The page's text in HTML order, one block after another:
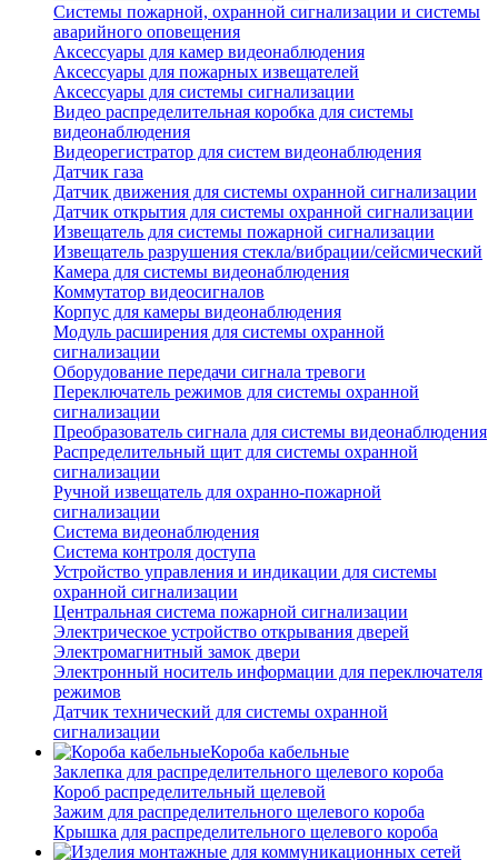
Системы пожарной, охранной сигнализации и системы
аварийного оповещения
Аксессуары для камер видеонаблюдения
Аксессуары для пожарных извещателей
Аксессуары для системы сигнализации
Видео распределительная коробка для системы
видеонаблюдения
Видеорегистратор для систем видеонаблюдения
Датчик газа
Датчик движения для системы охранной сигнализации
Датчик открытия для системы охранной сигнализации
Извещатель для системы пожарной сигнализации
Извещатель разрушения стекла/вибрации/сейсмический
Камера для системы видеонаблюдения
Коммутатор видеосигналов
Корпус для камеры видеонаблюдения
Модуль расширения для системы охранной
сигнализации
Оборудование передачи сигнала тревоги
Переключатель режимов для системы охранной
сигнализации
Преобразователь сигнала для системы видеонаблюдения
Распределительный щит для системы охранной
сигнализации
Ручной извещатель для охранно-пожарной
сигнализации
Система видеонаблюдения
Система контроля доступа
Устройство управления и индикации для системы
охранной сигнализации
Центральная система пожарной сигнализации
Электрическое устройство открывания дверей
Электромагнитный замок двери
Электронный носитель информации для переключателя
режимов
Датчик технический для системы охранной
сигнализации
Короба кабельные
Заклепка для распределительного щелевого короба
Короб распределительный щелевой
Зажим для распределительного щелевого короба
Крышка для распределительного щелевого короба